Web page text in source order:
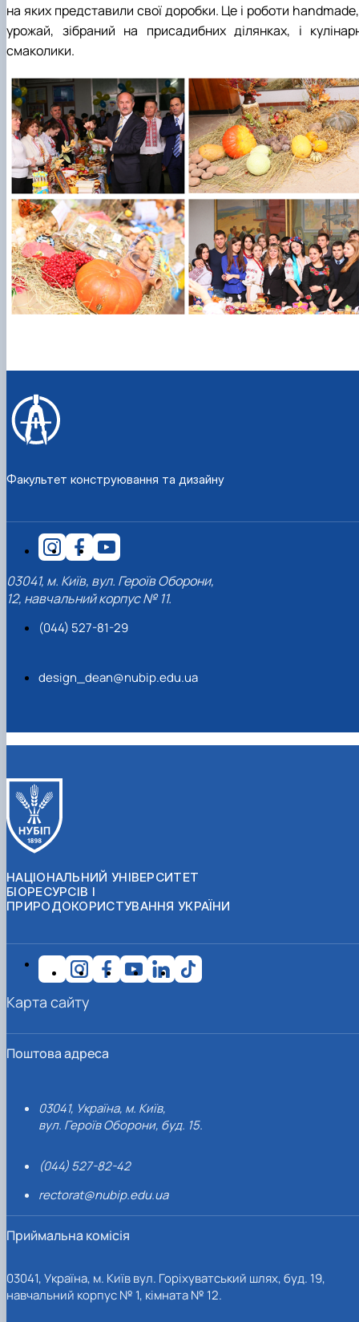
на яких представили свої доробки. Це і роботи handmade,
урожай, зібраний на присадибних ділянках, і
смаколики.
Факультет конструювання та дизайну
03041, м. Київ, вул. Героїв Оборони,
12, навчальний корпус № 11.
(044) 527-81-29
design_dean@nubip.edu.ua
НАЦІОНАЛЬНИЙ УНІВЕРСИТЕТ
БІОРЕСУРСІВ І
ПРИРОДОКОРИСТУВАННЯ УКРАЇНИ
Поштова адреса
03041, Україна, м. Київ,
вул. Героїв Оборони, буд. 15.
(044) 527-82-42
rectorat@nubip.edu.ua
Приймальна комісія
03041, Україна, м. Київ вул. Горіхуватський шлях, буд. 19,
навчальний корпус № 1, кімната № 12.
Карта сайту